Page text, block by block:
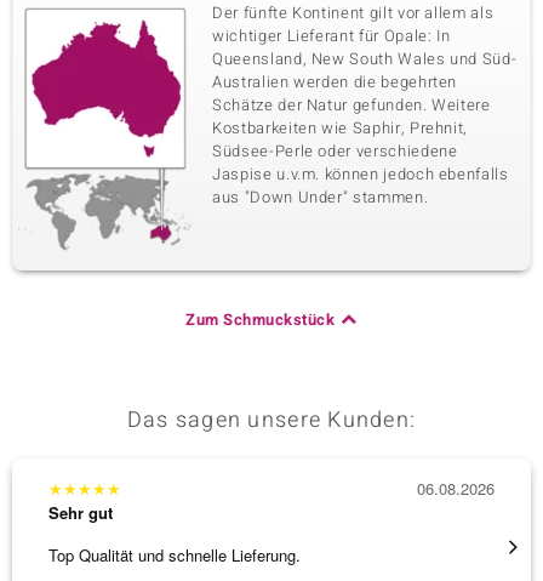
Der fünfte Kontinent gilt vor allem als
wichtiger Lieferant für Opale: In
Queensland, New South Wales und Süd-
Australien werden die begehrten
Schätze der Natur gefunden. Weitere
Kostbarkeiten wie Saphir, Prehnit,
Südsee-Perle oder verschiedene
Jaspise u.v.m. können jedoch ebenfalls
aus "Down Under" stammen.
Zum Schmuckstück
Das sagen unsere Kunden:
★★★★★
Sehr gut
Top Qualität und schnelle Lieferung.
06.08.2026